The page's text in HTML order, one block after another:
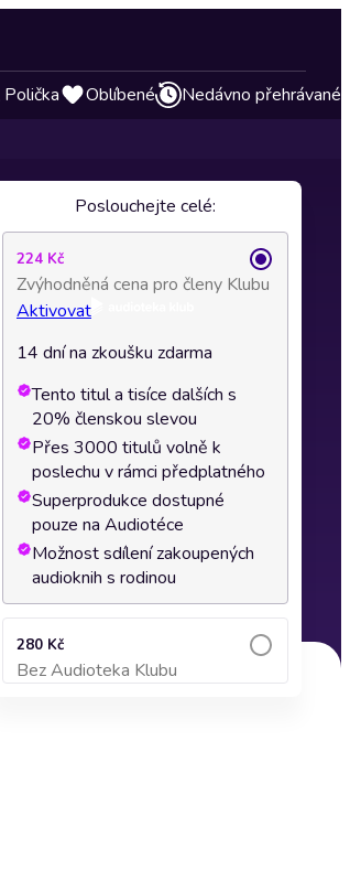
Polička Oblíbené Nedávno přehrávané
Poslouchejte celé:
224 Kč
Zvýhodněná cena pro členy Klubu
Aktivovat
14 dní na zkoušku zdarma
Tento titul a tisíce dalších s
20% členskou slevou
Přes 3000 titulů volně k
poslechu v rámci předplatného
Superprodukce dostupné
pouze na Audiotéce
Možnost sdílení zakoupených
audioknih s rodinou
280 Kč
Bez Audioteka Klubu
Přidat do košíku